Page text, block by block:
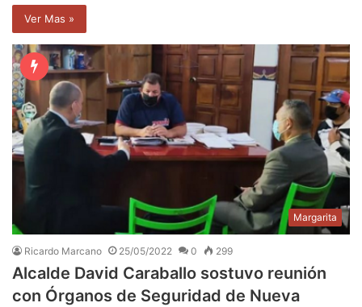
Ver Mas »
Margarita
Ricardo Marcano 25/05/2022 0 299
Alcalde David Caraballo sostuvo reunión
con Órganos de Seguridad de Nueva